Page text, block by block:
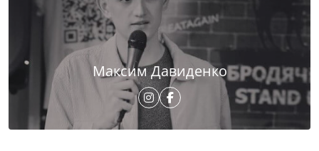
Максим Давиденко